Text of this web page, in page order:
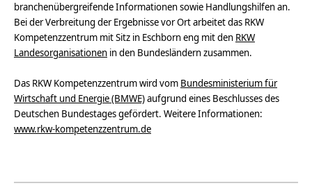
branchenübergreifende Informationen sowie Handlungshilfen an.
Bei der Verbreitung der Ergebnisse vor Ort arbeitet das RKW
Kompetenzzentrum mit Sitz in Eschborn eng mit den RKW
Landesorganisationen in den Bundesländern zusammen.
Das RKW Kompetenzzentrum wird vom Bundesministerium für
Wirtschaft und Energie (BMWE)aufgrund eines Beschlusses des
Deutschen Bundestages gefördert. Weitere Informationen:
www.rkw-kompetenzzentrum.de